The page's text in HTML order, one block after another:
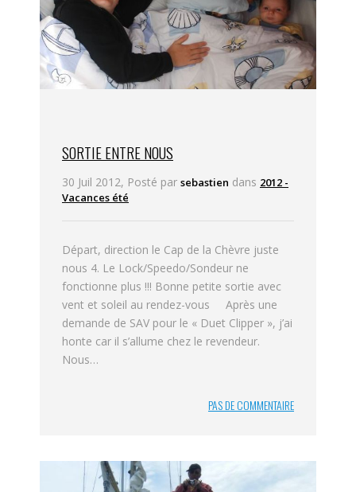
SORTIE ENTRE NOUS
30 Juil 2012, Posté par sebastien dans 2012 -
Vacances été
Départ, direction le Cap de la Chèvre juste
nous 4. Le Lock/Speedo/Sondeur ne
fonctionne plus !!! Bonne petite sortie avec
vent et soleil au rendez-vous Après une
demande de SAV pour le « Duet Clipper », j’ai
honte car il s’allume chez le revendeur.
Nous…
PAS DE COMMENTAIRE